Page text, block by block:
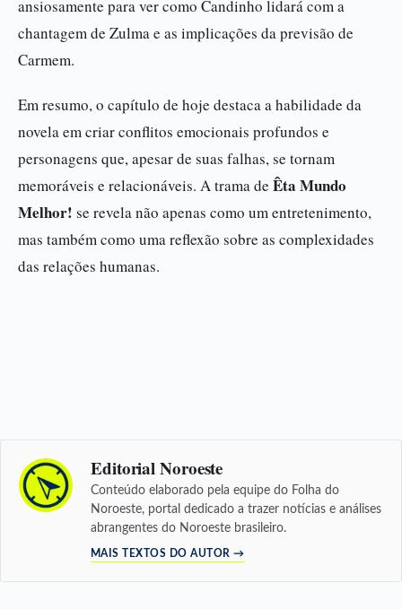
ansiosamente para ver como Candinho lidará com a
chantagem de Zulma e as implicações da previsão de
Carmem.
Em resumo, o capítulo de hoje destaca a habilidade da
novela em criar conflitos emocionais profundos e
personagens que, apesar de suas falhas, se tornam
memoráveis e relacionáveis. A trama de Êta Mundo
Melhor! se revela não apenas como um entretenimento,
mas também como uma reflexão sobre as complexidades
das relações humanas.
Editorial Noroeste
Conteúdo elaborado pela equipe do Folha do
Noroeste, portal dedicado a trazer notícias e análises
abrangentes do Noroeste brasileiro.
MAIS TEXTOS DO AUTOR →